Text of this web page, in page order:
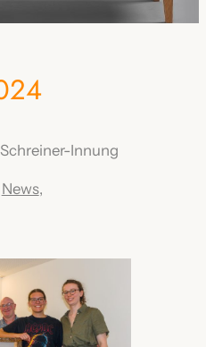
Schreiner-Innung
News